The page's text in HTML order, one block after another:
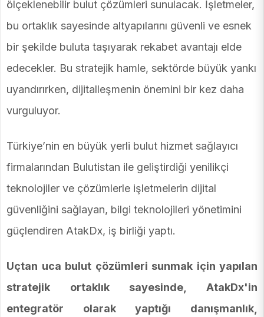
ölçeklenebilir bulut çözümleri sunulacak. İşletmeler,
bu ortaklık sayesinde altyapılarını güvenli ve esnek
bir şekilde buluta taşıyarak rekabet avantajı elde
edecekler. Bu stratejik hamle, sektörde büyük yankı
uyandırırken, dijitalleşmenin önemini bir kez daha
vurguluyor.
Türkiye’nin en büyük yerli bulut hizmet sağlayıcı
firmalarından Bulutistan ile geliştirdiği yenilikçi
teknolojiler ve çözümlerle işletmelerin dijital
güvenliğini sağlayan, bilgi teknolojileri yönetimini
güçlendiren AtakDx, iş birliği yaptı.
Uçtan uca bulut çözümleri sunmak için yapılan
stratejik ortaklık sayesinde, AtakDx'in
entegratör olarak yaptığı danışmanlık,